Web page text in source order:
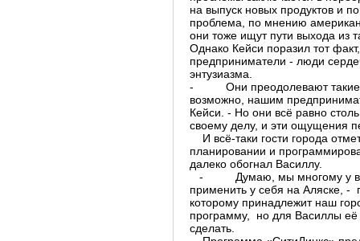
на выпуск новых продуктов и
проблема, по мнению
они тоже ищут пути выхода из
Однако Кейси поразил тот
предприниматели - люди
энтузиазма.
- Они преодолевают такие
возможно, нашим
Кейси. - Но они всё равно
своему делу, и эти ощущения
И всё-таки гости города
планировании и
далеко обогнал Василлу.
- Думаю, мы многому у
применить у себя на Аляске, -
которому принадлежит наш
программу, но для Василлы
сделать.